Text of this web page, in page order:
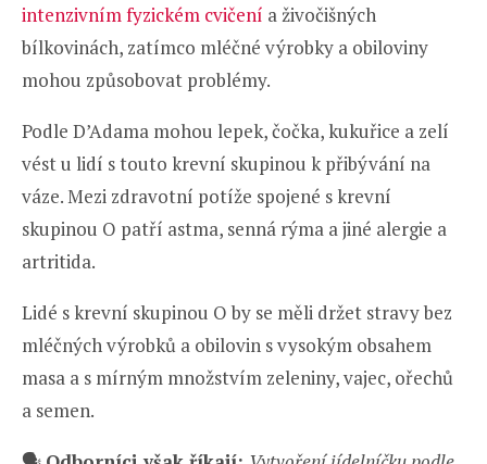
intenzivním fyzickém cvičení a živočišných
bílkovinách, zatímco mléčné výrobky a obiloviny
mohou způsobovat problémy.
Podle D’Adama mohou lepek, čočka, kukuřice a zelí
vést u lidí s touto krevní skupinou k přibývání na
váze. Mezi zdravotní potíže spojené s krevní
skupinou O patří astma, senná rýma a jiné alergie a
artritida.
Lidé s krevní skupinou O by se měli držet stravy bez
mléčných výrobků a obilovin s vysokým obsahem
masa a s mírným množstvím zeleniny, vajec, ořechů
a semen.